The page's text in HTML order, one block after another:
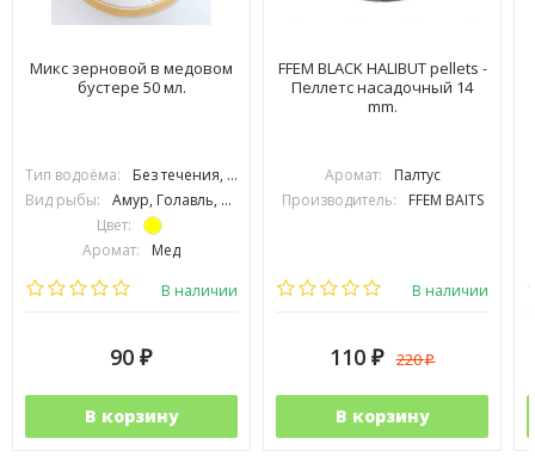
Микс зерновой в медовом
бустере 50 мл.
Тип водоёма:
Без течения, С течением
Вид рыбы:
Амур, Голавль, Густера, Карась, Карп, Лещ, Линь, Плотва, Подлещик, Подуст, Рыбец, Усач, Язь, Сазан, Толстолоб
Цвет:
Аромат:
Мед
Фракция:
В наличии
90 ₽
В корзину
FFEM BLACK HALIBUT pellets -
Пеллетс насадочный 14
mm.
Аромат:
Палтус
Производитель:
FFEM BAITS
В наличии
110 ₽ 220₽
В корзину